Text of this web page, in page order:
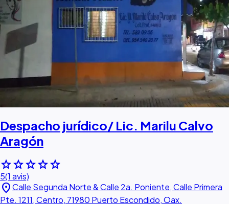
Despacho jurídico/ Lic. Marilu Calvo
Aragón
starstarstarstarstar
5(1 avis)
location_onCalle Segunda Norte & Calle 2a. Poniente, Calle Primera
Pte. 1211, Centro, 71980 Puerto Escondido, Oax.